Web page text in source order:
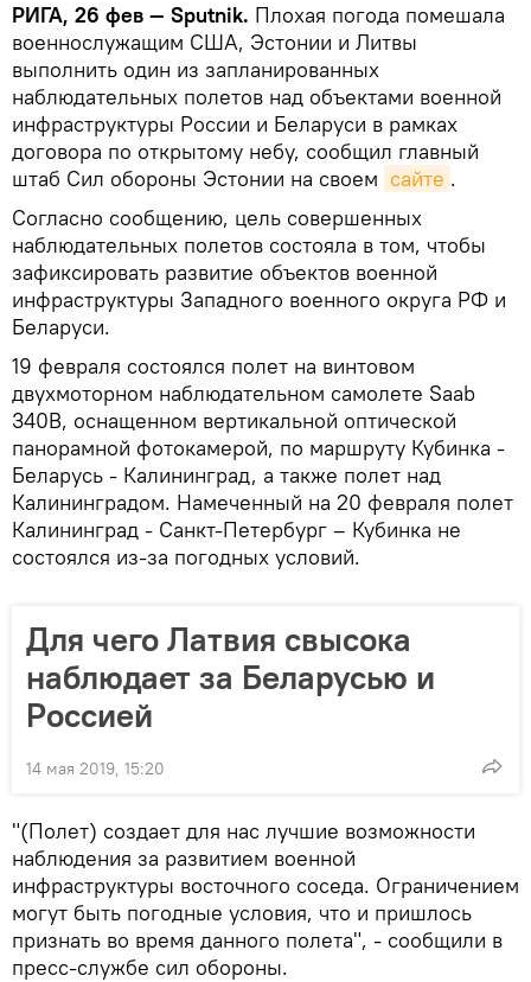
РИГА, 26 фев — Sputnik. Плохая погода помешала
военнослужащим США, Эстонии и Литвы
выполнить один из запланированных
наблюдательных полетов над объектами военной
инфраструктуры России и Беларуси в рамках
договора по открытому небу, сообщил главный
штаб Сил обороны Эстонии на своем сайте .
Согласно сообщению, цель совершенных
наблюдательных полетов состояла в том, чтобы
зафиксировать развитие объектов военной
инфраструктуры Западного военного округа РФ и
Беларуси.
19 февраля состоялся полет на винтовом
двухмоторном наблюдательном самолете Saab
340B, оснащенном вертикальной оптической
панорамной фотокамерой, по маршруту Кубинка -
Беларусь - Калининград, а также полет над
Калининградом. Намеченный на 20 февраля полет
Калининград - Санкт-Петербург – Кубинка не
состоялся из-за погодных условий.
Для чего Латвия свысока
наблюдает за Беларусью и
Россией
14 мая 2019, 15:20
"(Полет) создает для нас лучшие возможности
наблюдения за развитием военной
инфраструктуры восточного соседа. Ограничением
могут быть погодные условия, что и пришлось
признать во время данного полета", - сообщили в
пресс-службе сил обороны.